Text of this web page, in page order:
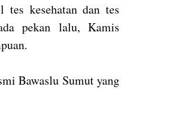
tes kesehatan dan tes
pekan lalu, Kamis
Bawaslu Sumut yang